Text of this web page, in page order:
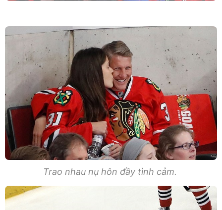
Trao nhau nụ hôn đầy tình cảm.